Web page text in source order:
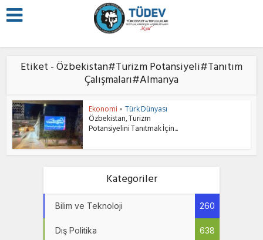
Etiket - Özbekistan#Turizm Potansiyeli#Tanıtım
Çalışmaları#Almanya
Ekonomi • Türk Dünyası
Özbekistan, Turizm
Potansiyelini Tanıtmak İçin...
Kategoriler
Bilim ve Teknoloji 260
Dış Politika 638